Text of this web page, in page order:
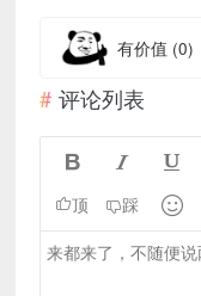
有价值 (0)
评论列表
  
顶 踩 